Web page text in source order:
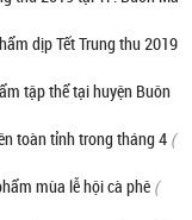
dịp Tết Trung thu 2019
tập thể tại huyện Buôn
toàn tỉnh trong tháng 4 (
mùa lễ hội cà phê (